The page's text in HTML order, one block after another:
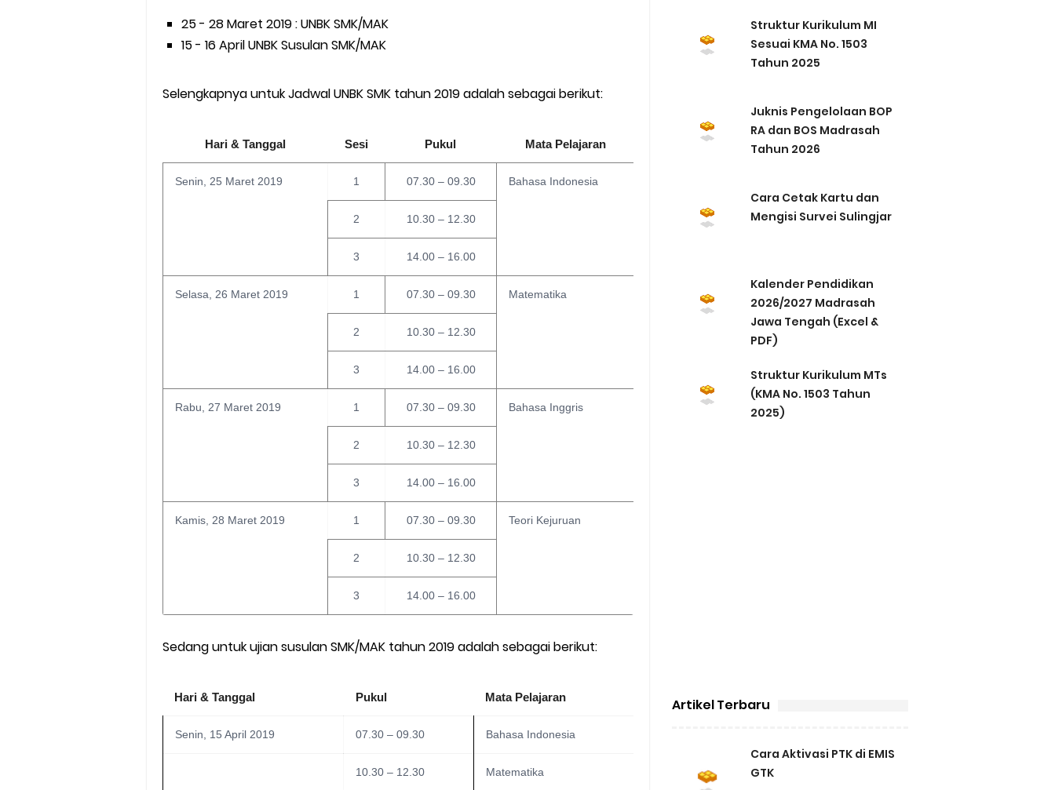
Cara Input Jadwal Mengajar di EMIS GTK
25 - 28 Maret 2019 : UNBK SMK/MAK
15 - 16 April UNBK Susulan SMK/MAK
Selengkapnya untuk Jadwal UNBK SMK tahun 2019 adalah sebagai berikut:
Hari & Tanggal Sesi Pukul Mata Pelajaran
Senin, 25 Maret 2019 1 07.30 – 09.30 Bahasa Indonesia
2 10.30 – 12.30
3 14.00 – 16.00
Selasa, 26 Maret 2019 1 07.30 – 09.30 Matematika
2 10.30 – 12.30
3 14.00 – 16.00
Rabu, 27 Maret 2019 1 07.30 – 09.30 Bahasa Inggris
2 10.30 – 12.30
3 14.00 – 16.00
Kamis, 28 Maret 2019 1 07.30 – 09.30 Teori Kejuruan
2 10.30 – 12.30
3 14.00 – 16.00
Sedang untuk ujian susulan SMK/MAK tahun 2019 adalah sebagai berikut:
Hari & Tanggal Pukul Mata Pelajaran
Senin, 15 April 2019 07.30 – 09.30 Bahasa Indonesia
10.30 – 12.30 Matematika
Struktur Kurikulum MI
Sesuai KMA No. 1503
Tahun 2025
Juknis Pengelolaan BOP
RA dan BOS Madrasah
Tahun 2026
Cara Cetak Kartu dan
Mengisi Survei Sulingjar
Kalender Pendidikan
2026/2027 Madrasah
Jawa Tengah (Excel &
PDF)
Struktur Kurikulum MTs
(KMA No. 1503 Tahun
2025)
Artikel Terbaru
Cara Aktivasi PTK di EMIS
GTK